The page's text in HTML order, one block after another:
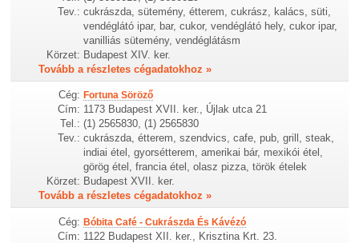
Tev.: cukrászda, sütemény, étterem, cukrász, kalács, süti,
vendéglátó ipar, bar, cukor, vendéglátó hely, cukor ipar,
vanilliás sütemény, vendéglátásm
Körzet: Budapest XIV. ker.
Tovább a részletes cégadatokhoz »
Cég: Fortuna Söröző
Cím: 1173 Budapest XVII. ker., Újlak utca 21
Tel.: (1) 2565830, (1) 2565830
Tev.: cukrászda, étterem, szendvics, cafe, pub, grill, steak,
indiai étel, gyorsétterem, amerikai bár, mexikói étel,
görög étel, francia étel, olasz pizza, török ételek
Körzet: Budapest XVII. ker.
Tovább a részletes cégadatokhoz »
Cég: Bóbita Café - Cukrászda És Kávézó
Cím: 1122 Budapest XII. ker., Krisztina Krt. 23.